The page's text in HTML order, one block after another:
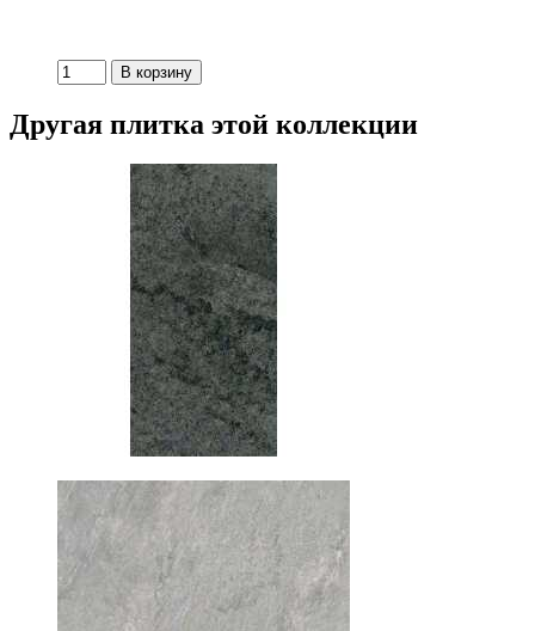
Другая плитка этой коллекции